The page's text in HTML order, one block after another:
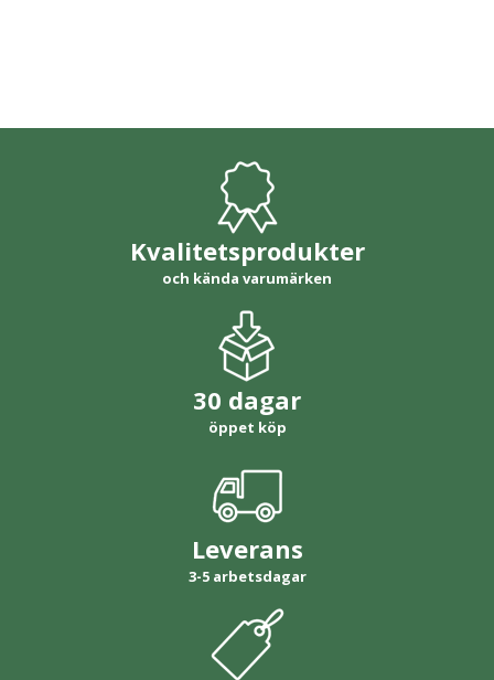
Kvalitetsprodukter
och kända varumärken
30 dagar
öppet köp
Leverans
3-5 arbetsdagar